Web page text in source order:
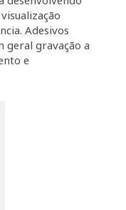
Adesivos
geral gravação a
e